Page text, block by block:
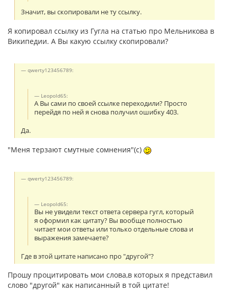
Значит, вы скопировали не ту ссылку.
Я копировал ссылку из Гугла на статью про Мельникова в
Википедии. А Вы какую ссылку скопировали?
qwerty123456789:
Leopold65:
А Вы сами по своей ссылке переходили? Просто
перейдя по ней я снова получил ошибку 403.
Да.
"Меня терзают смутные сомнения"(с)
qwerty123456789:
Leopold65:
Вы не увидели текст ответа сервера гугл, который
я оформил как цитату? Вы вообще полностью
читает мои ответы или только отдельные слова и
выражения замечаете?
Где в этой цитате написано про "другой"?
Прошу процитировать мои слова,в которых я представил
слово "другой" как написанный в той цитате!